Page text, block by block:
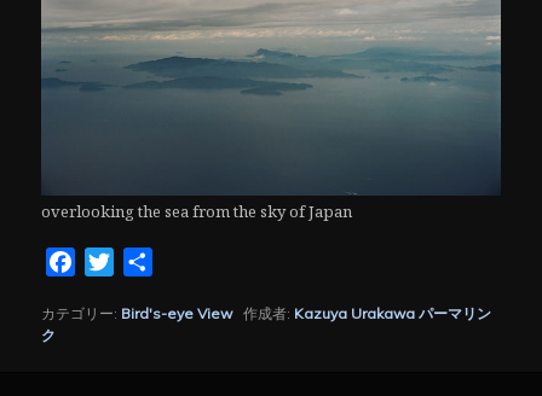
overlooking the sea from the sky of Japan
FacebookTwitter
カテゴリー: Bird's-eye View作成者: Kazuya Urakawa パーマリン
ク